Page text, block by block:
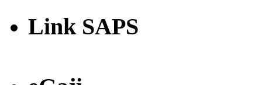
Link SAPS